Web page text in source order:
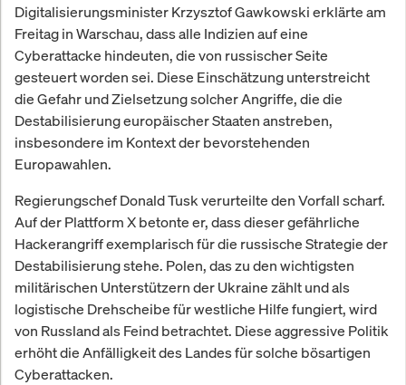
Digitalisierungsminister Krzysztof Gawkowski erklärte am
Freitag in Warschau, dass alle Indizien auf eine
Cyberattacke hindeuten, die von russischer Seite
gesteuert worden sei. Diese Einschätzung unterstreicht
die Gefahr und Zielsetzung solcher Angriffe, die die
Destabilisierung europäischer Staaten anstreben,
insbesondere im Kontext der bevorstehenden
Europawahlen.
Regierungschef Donald Tusk verurteilte den Vorfall scharf.
Auf der Plattform X betonte er, dass dieser gefährliche
Hackerangriff exemplarisch für die russische Strategie der
Destabilisierung stehe. Polen, das zu den wichtigsten
militärischen Unterstützern der Ukraine zählt und als
logistische Drehscheibe für westliche Hilfe fungiert, wird
von Russland als Feind betrachtet. Diese aggressive Politik
erhöht die Anfälligkeit des Landes für solche bösartigen
Cyberattacken.